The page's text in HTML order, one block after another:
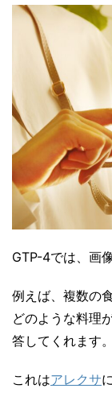
GTP-4では、画
例えば、複数の
どのような料理
答してくれます。
これはアレクサ